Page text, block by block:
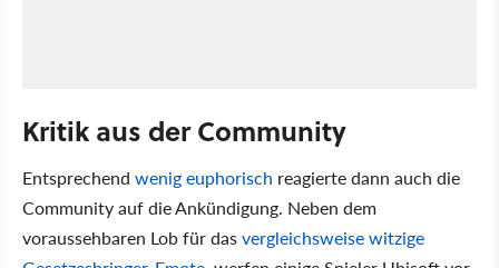
Kritik aus der Community
Entsprechend wenig euphorisch reagierte dann auch die
Community auf die Ankündigung. Neben dem
voraussehbaren Lob für dasvergleichsweise witzige